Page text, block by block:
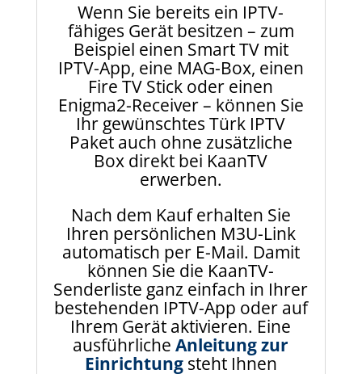
Wenn Sie bereits ein IPTV-
fähiges Gerät besitzen – zum
Beispiel einen Smart TV mit
IPTV-App, eine MAG-Box, einen
Fire TV Stick oder einen
Enigma2-Receiver – können Sie
Ihr gewünschtes Türk IPTV
Paket auch ohne zusätzliche
Box direkt bei KaanTV
erwerben.
Nach dem Kauf erhalten Sie
Ihren persönlichen M3U-Link
automatisch per E-Mail. Damit
können Sie die KaanTV-
Senderliste ganz einfach in Ihrer
bestehenden IPTV-App oder auf
Ihrem Gerät aktivieren. Eine
ausführlicheAnleitung zur
Einrichtung steht Ihnen